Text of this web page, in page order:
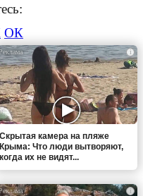
ОК
i
Скрытая камера на пляже
Крыма: Что люди вытворяют,
когда их не видят...
i